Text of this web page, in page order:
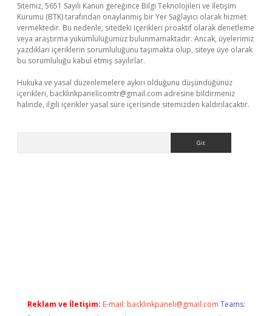
Sitemiz, 5651 Sayılı Kanun gereğince Bilgi Teknolojileri ve İletişim
Kurumu (BTK) tarafından onaylanmış bir Yer Sağlayıcı olarak hizmet
vermektedir. Bu nedenle, sitedeki içerikleri proaktif olarak denetleme
veya araştırma yükümlülüğümüz bulunmamaktadır. Ancak, üyelerimiz
yazdıkları içeriklerin sorumluluğunu taşımakta olup, siteye üye olarak
bu sorumluluğu kabul etmiş sayılırlar.
Hukuka ve yasal düzenlemelere aykırı olduğunu düşündüğünüz
içerikleri, backlinkpanelicomtr@gmail.com adresine bildirmeniz
halinde, ilgili içerikler yasal süre içerisinde sitemizden kaldırılacaktır.
Reklam ve İletişim: E-mail: backlinkpaneli@gmail.com Teams: